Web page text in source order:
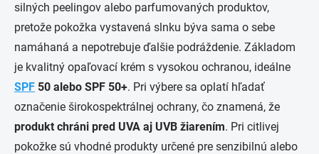
silných peelingov alebo parfumovaných produktov,
pretože pokožka vystavená slnku býva sama o sebe
namáhaná a nepotrebuje ďalšie podráždenie. Základom
je kvalitný opaľovací krém s vysokou ochranou, ideálne
SPF 50 alebo SPF 50+. Pri výbere sa oplatí hľadať
označenie širokospektrálnej ochrany, čo znamená, že
produkt chráni pred UVA aj UVB žiarením. Pri citlivej
pokožke sú vhodné produkty určené pre senzibilnú alebo